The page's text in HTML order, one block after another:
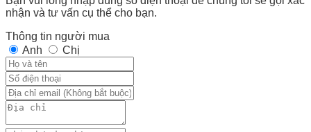
nhận và tư vấn cụ thể cho bạn.
Thông tin người mua
Anh
Chị